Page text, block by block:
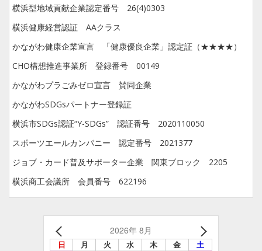
横浜型地域貢献企業認定番号 26(4)0303
横浜健康経営認証 AAクラス
かながわ健康企業宣言 「健康優良企業」認定証（★★★★）
CHO構想推進事業所 登録番号 00149
かながわプラごみゼロ宣言 賛同企業
かながわSDGsパートナー登録証
横浜市SDGs認証“Y-SDGs” 認証番号 2020110050
スポーツエールカンパニー 認定番号 2021377
ジョブ・カード普及サポーター企業 関東ブロック 2205
横浜商工会議所 会員番号 622196
2026年 8月
日 月 火 水 木 金 土